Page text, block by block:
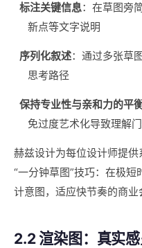
标注关键信息：在草图旁
新点等文字说明
序列化叙述：通过多张草
思考路径
保持专业性与亲和力的平
免过度艺术化导致理解
赫兹设计为每位设计师提
“一分钟草图”技巧：在极
计意图，适应快节奏的商业
2.2 渲染图：真实